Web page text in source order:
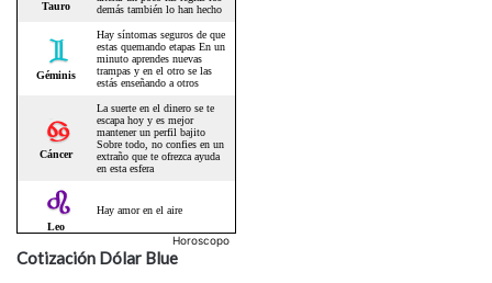
Horoscopo
Cotización Dólar Blue